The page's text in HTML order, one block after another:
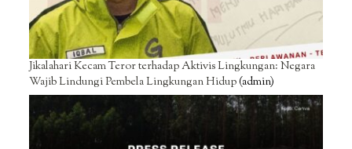
Jikalahari Kecam Teror terhadap Aktivis Lingkungan: Negara
Wajib Lindungi Pembela Lingkungan Hidup(admin)